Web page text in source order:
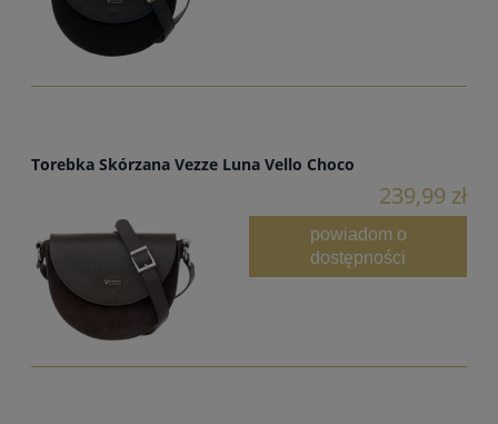
Torebka Skórzana Vezze Luna Vello Choco
239,99 zł
powiadom o
dostępności